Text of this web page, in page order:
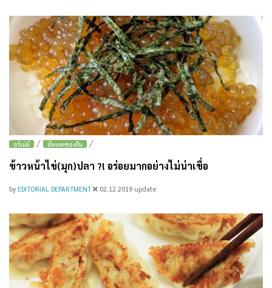
กูร์เม่ต์ / อัพเดตของกิน /
ข้าวหน้าไข่(มุก)ปลา ?! อร่อยมากอย่างไม่น่าเชื่อ
by EDITORIAL DEPARTMENT 02.12.2019 update